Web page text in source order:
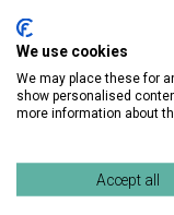
We use cookies
We may place these for
show personalised
more information about
Accept all